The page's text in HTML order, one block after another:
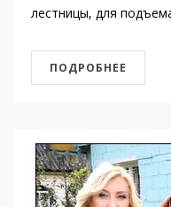
лестницы, для
ПОДРОБНЕЕ